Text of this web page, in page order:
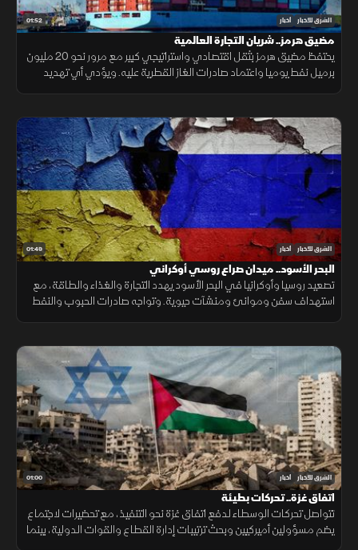
01:52 الشرق للأخبار أخبار
مضيق هرمز.. شريان التجارة العالمية
يحتفظ مضيق هرمز بثقل اقتصادي واستراتيجي كبير مع مرور نحو 20 مليون
برميل نفط يوميا واعتماد صادرات الغاز القطرية عليه. ويؤدي أي تهديد
01:49 الشرق للأخبار أخبار
البحر الأسود.. ميدان صراع روسي أوكراني
تصعيد روسيا وأوكرانيا في البحر الأسود يهدد التجارة والغذاء والطاقة، مع
استهداف سفن وموانئ ومنشآت حيوية. وتواجه صادرات الحبوب والنفط
01:00 الشرق للأخبار أخبار
اتفاق غزة.. تحركات بطيئة
تتواصل تحركات الوسطاء لدفع اتفاق غزة نحو التنفيذ، مع تحضيرات لاجتماع
يضم مسؤولين أميركيين وبحث ترتيبات إدارة القطاع والقوات الدولية، بينما